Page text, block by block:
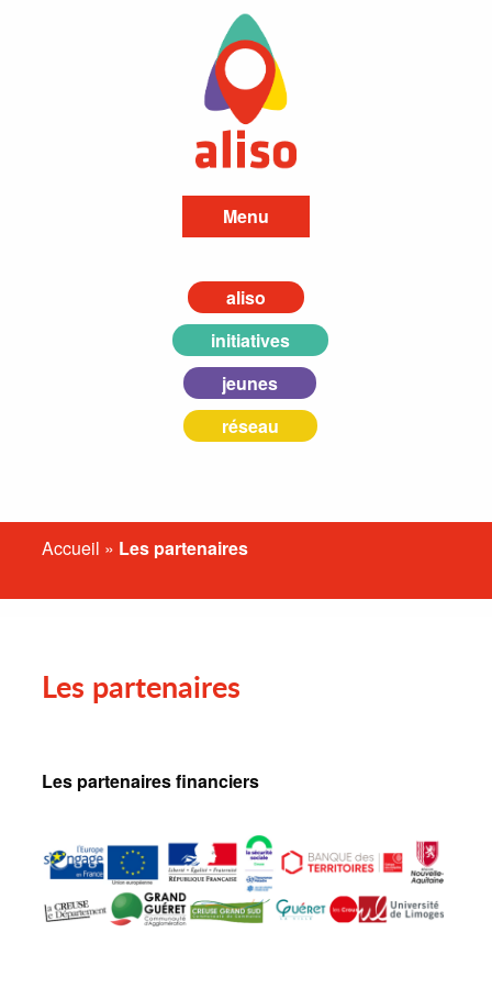
Menu
aliso
initiatives
jeunes
réseau
Accueil » Les partenaires
Les partenaires
Les partenaires financiers